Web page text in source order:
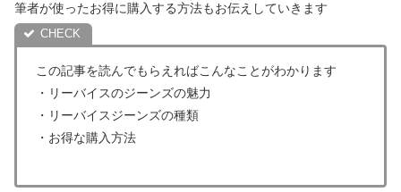
筆者が使ったお得に購入する方法もお伝えしていきます
この記事を読んでもらえればこんなことがわかります
・リーバイスのジーンズの魅力
・リーバイスジーンズの種類
・お得な購入方法